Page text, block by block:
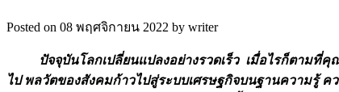
Posted on 08 พฤศจิกายน 2022 by writer
ปัจจุบันโลกเปลี่ยนแปลงอย่างรวดเร็ว เมื่อไรก็ตาม
ไป พลวัตของสังคมก้าวไปสู่ระบบเศรษฐกิจบนฐานความรู้